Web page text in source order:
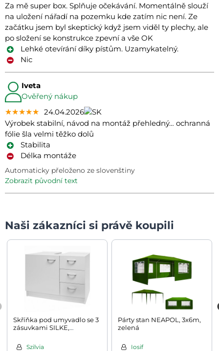
Za mě super box. Splňuje očekávání. Momentálně slouží
na uložení nářadí na pozemku kde zatím nic není. Ze
začátku jsem byl skeptický když jsem viděl ty plechy, ale
po složení se konstrukce zpevní a vše OK
Lehké otevírání díky pístům. Uzamykatelný.
Nic
Iveta
Ověřený nákup
★★★★★
★★★★★
★★★★★ 24.04.2026
Výrobek stabilní, návod na montáž přehledný… ochranná
fólie šla velmi těžko dolů
Stabilita
Délka montáže
Automaticky přeloženo ze slovenštiny
zobrazit původní text
Naši zákazníci si právě koupili
Skříňka pod umyvadlo se 3
zásuvkami SILKE,
Szilvia
Párty stan NEAPOL, 3x6m,
zelená
Iosif